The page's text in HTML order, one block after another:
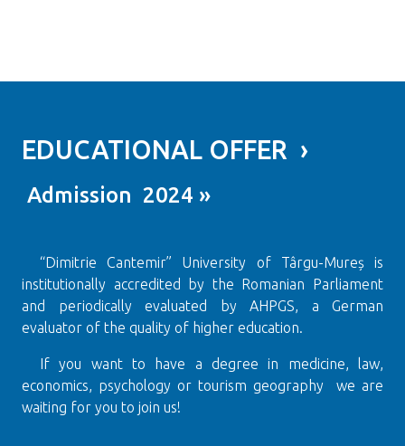
EDUCATIONAL OFFER ›
Admission 2024 »
“Dimitrie Cantemir” University of Târgu-Mureș is
institutionally accredited by the Romanian Parliament
and periodically evaluated by AHPGS, a German
evaluator of the quality of higher education.
If you want to have a degree in medicine, law,
economics, psychology or tourism geography we are
waiting for you to join us!